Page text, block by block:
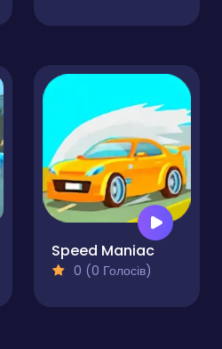
Speed Maniac
0 (0 Голосів)